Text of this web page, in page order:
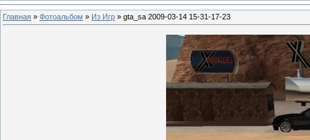
Главная » Фотоальбом » Из Игр » gta_sa 2009-03-14 15-31-17-23